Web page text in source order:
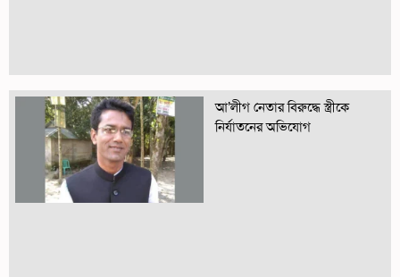
আ’লীগ নেতার বিরুদ্ধে স্ত্রীকে
নির্যাতনের অভিযোগ